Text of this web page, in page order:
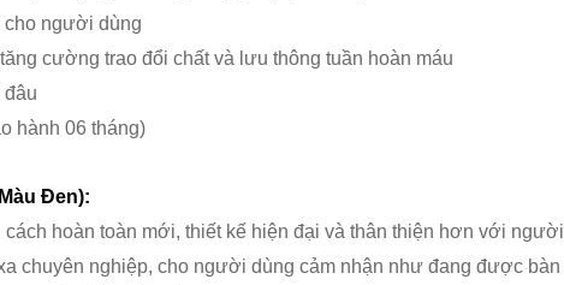
cho người dùng
cường trao đổi chất và lưu thông tuần hoàn máu
đâu
hành 06 tháng)
Đen):
cách hoàn toàn mới, thiết kế hiện đại và thân thiện hơn với người
chuyên nghiệp, cho người dùng cảm nhận như đang được bàn